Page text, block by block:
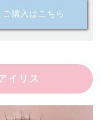
ご購入はこちら
イリス